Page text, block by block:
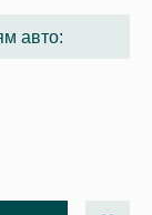
авто: